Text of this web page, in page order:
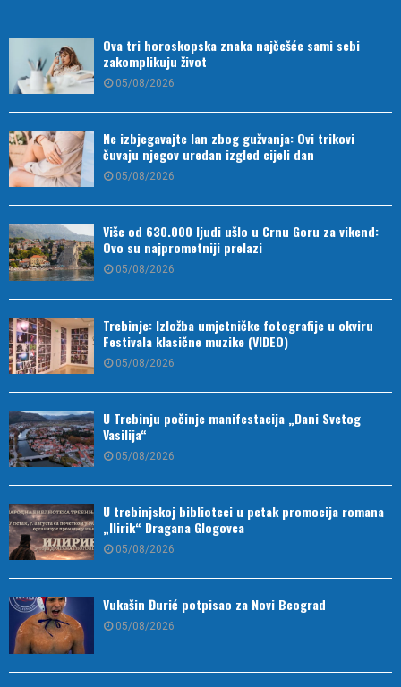
Ova tri horoskopska znaka najčešće sami sebi
zakomplikuju život
05/08/2026
Ne izbjegavajte lan zbog gužvanja: Ovi trikovi
čuvaju njegov uredan izgled cijeli dan
05/08/2026
Više od 630.000 ljudi ušlo u Crnu Goru za vikend:
Ovo su najprometniji prelazi
05/08/2026
Trebinje: Izložba umjetničke fotografije u okviru
Festivala klasične muzike (VIDEO)
05/08/2026
U Trebinju počinje manifestacija „Dani Svetog
Vasilija“
05/08/2026
U trebinjskoj biblioteci u petak promocija romana
„Ilirik“ Dragana Glogovca
05/08/2026
Vukašin Đurić potpisao za Novi Beograd
05/08/2026